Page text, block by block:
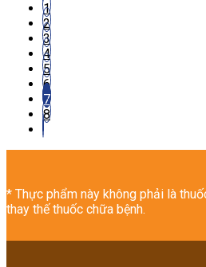
1
2
3
4
5
6
7
8
* Thực phẩm này không phải là
thay thế thuốc chữa bệnh.